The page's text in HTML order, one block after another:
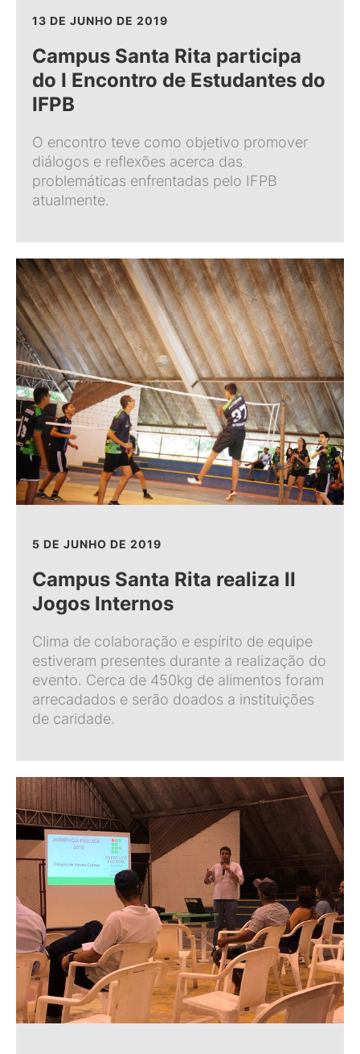
13 DE JUNHO DE 2019
Campus Santa Rita participa
do I Encontro de Estudantes do
IFPB
O encontro teve como objetivo promover
diálogos e reflexões acerca das
problemáticas enfrentadas pelo IFPB
atualmente.
5 DE JUNHO DE 2019
Campus Santa Rita realiza II
Jogos Internos
Clima de colaboração e espírito de equipe
estiveram presentes durante a realização do
evento. Cerca de 450kg de alimentos foram
arrecadados e serão doados a instituições
de caridade.